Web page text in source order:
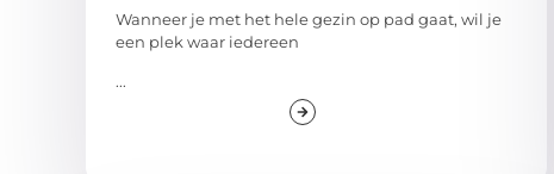
Wanneer je met het hele gezin op pad gaat, wil je
een plek waar iedereen
...